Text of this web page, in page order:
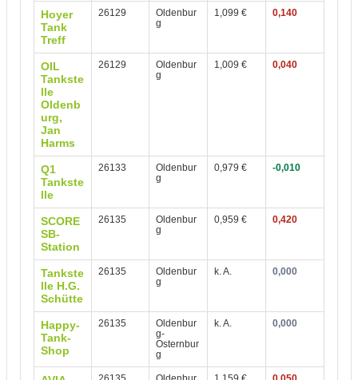
Hoyer
Tank
Treff
26129
Oldenbur
g
1,099 € 0,140
OIL
Tankste
lle
Oldenb
urg,
Jan
Harms
26129
Oldenbur
g
1,009 € 0,040
Q1
Tankste
lle
26133
Oldenbur
g
0,979 € -0,010
SCORE
SB-
Station
26135
Oldenbur
g
0,959 € 0,420
Tankste
lle H.G.
Schütte
26135
Oldenbur
g
k. A. 0,000
Happy-
Tank-
Shop
26135
Oldenbur
g-
Osternbur
g
k. A. 0,000